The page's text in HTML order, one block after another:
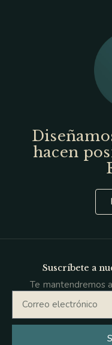
hacen
Suscríbete a
Te mantendremos